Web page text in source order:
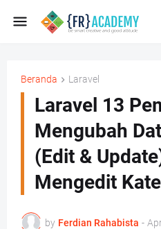
Beranda Laravel
Laravel 13
Mengubah
(Edit &
Mengedit
by Ferdian Rahabista -